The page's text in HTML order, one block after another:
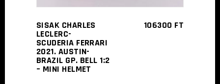
SISAK CHARLES
LECLERC-
SCUDERIA FERRARI
2021. AUSTIN-
BRAZIL GP. BELL 1:2
– MINI HELMET
106300 FT